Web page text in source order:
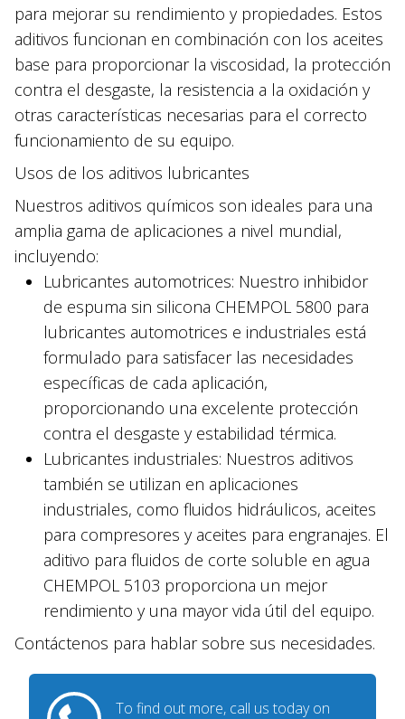
To find out more, call us today on
para mejorar su rendimiento y propiedades. Estos
aditivos funcionan en combinación con los aceites
base para proporcionar la viscosidad, la protección
contra el desgaste, la resistencia a la oxidación y
otras características necesarias para el correcto
funcionamiento de su equipo.
Usos de los aditivos lubricantes
Nuestros aditivos químicos son ideales para una
amplia gama de aplicaciones a nivel mundial,
incluyendo:
Lubricantes automotrices: Nuestro inhibidor
de espuma sin silicona CHEMPOL 5800 para
lubricantes automotrices e industriales está
formulado para satisfacer las necesidades
específicas de cada aplicación,
proporcionando una excelente protección
contra el desgaste y estabilidad térmica.
Lubricantes industriales: Nuestros aditivos
también se utilizan en aplicaciones
industriales, como fluidos hidráulicos, aceites
para compresores y aceites para engranajes. El
aditivo para fluidos de corte soluble en agua
CHEMPOL 5103 proporciona un mejor
rendimiento y una mayor vida útil del equipo.
Contáctenos para hablar sobre sus necesidades.